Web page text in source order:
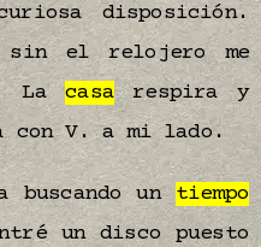
disposición.
el relojero me
Lacasarespira y
con V. a mi lado.
buscando un tiempo
un disco puesto